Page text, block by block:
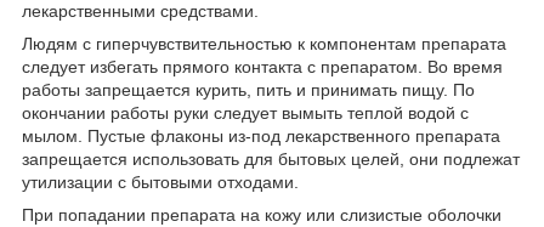
лекарственными средствами.
Людям с гиперчувствительностью к компонентам препарата
следует избегать прямого контакта с препаратом. Во время
работы запрещается курить, пить и принимать пищу. По
окончании работы руки следует вымыть теплой водой с
мылом. Пустые флаконы из-под лекарственного препарата
запрещается использовать для бытовых целей, они подлежат
утилизации с бытовыми отходами.
При попадании препарата на кожу или слизистые оболочки